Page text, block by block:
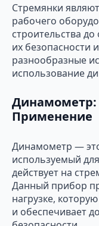
Стремянки
рабочего
строительства
их безопасности
разнообразные
использование
Динамометр:
Применение
Динамометр —
используемый
действует на
Данный прибор
нагрузке,
и обеспечивает